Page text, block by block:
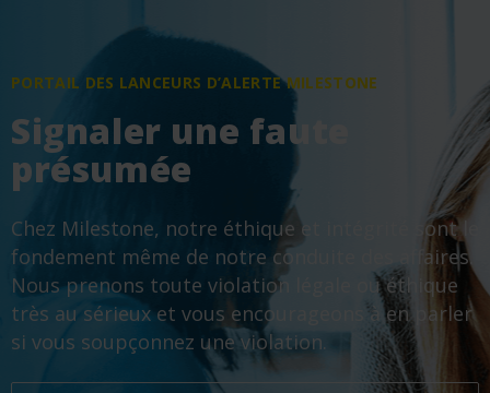
PORTAIL DES LANCEURS D’ALERTE MILESTONE
Signaler une faute
présumée
Chez Milestone, notre éthique et intégrité sont le
fondement même de notre conduite des affaires.
Nous prenons toute violation légale ou éthique
très au sérieux et vous encourageons à en parler
si vous soupçonnez une violation.